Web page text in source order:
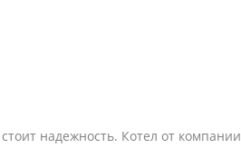
надежность. Котел от компании